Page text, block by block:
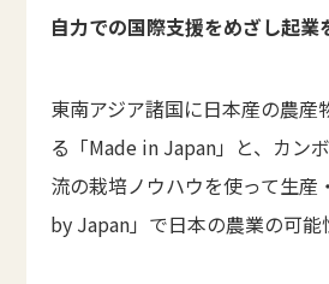
自力での国際支援をめざし起業
東南アジア諸国に日本産の農産
る「Made in Japan」と、カン
流の栽培ノウハウを使って生産
by Japan」で日本の農業の可能